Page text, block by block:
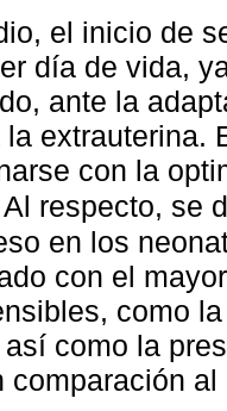
el inicio de
día de vida,
ante la
extrauterina.
con la
Al respecto, se
en los
con el
como
como la
comparación